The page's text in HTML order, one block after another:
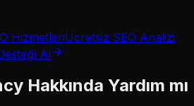
HizmetleriÜcretsiz SEO Analizi
Al
Hakkında Yardım mı